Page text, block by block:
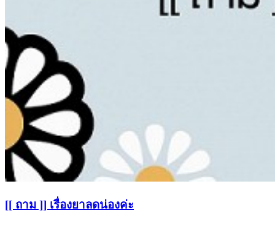
[[ ถาม ]] เรื่องยาลดน่องค่ะ